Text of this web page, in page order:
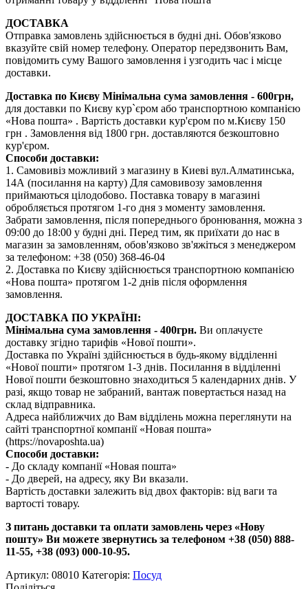
ДОСТАВКА
Отправка замовлень здійснюється в будні дні. Обов'язково
вказуйте свій номер телефону. Оператор передзвонить Вам,
повідомить суму Вашого замовлення і узгодить час і місце
доставки.
Доставка по Києву Мінімальна сума замовлення - 600грн,
для доставки по Києву кур`єром або транспортною компанією
«Нова пошта» . Вартість доставки кур'єром по м.Києву 150
грн . Замовлення від 1800 грн. доставляются безкоштовно
кур'єром.
Способи доставки:
1. Самовивіз можливий з магазину в Киеві вул.Алматинська,
14А (посилання на карту) Для самовивозу замовлення
приймаються цілодобово. Поставка товару в магазині
обробляється протягом 1-го дня з моменту замовлення.
Забрати замовлення, після попереднього бронювання, можна з
09:00 до 18:00 у будні дні. Перед тим, як приїхати до нас в
магазин за замовленням, обов'язково зв'яжіться з менеджером
за телефоном: +38 (050) 368-46-04
2. Доставка по Києву здійснюється транспортною компанією
«Нова пошта» протягом 1-2 днів після оформлення
замовлення.
ДОСТАВКА ПО УКРАЇНІ:
Мінімальна сума замовлення - 400грн. Ви оплачуєте
доставку згідно тарифів «Нової пошти».
Доставка по Україні здійснюється в будь-якому відділенні
«Нової пошти» протягом 1-3 днів. Посилання в відділенні
Нової пошти безкоштовно знаходиться 5 календарних днів. У
разі, якщо товар не забраний, вантаж повертається назад на
склад відправника.
Адреса найближчих до Вам відділень можна переглянути на
сайті транспортної компанії «Новая пошта»
(https://novaposhta.ua)
Способи доставки:
- До складу компанії «Новая пошта»
- До дверей, на адресу, яку Ви вказали.
Вартість доставки залежить від двох факторів: від ваги та
вартості товару.
З питань доставки та оплати замовлень через «Нову
пошту» Ви можете звернутись за телефоном +38 (050) 888-
11-55, +38 (093) 000-10-95.
Артикул: 08010 Категорія: Посуд